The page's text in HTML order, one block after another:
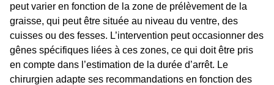
peut varier en fonction de la zone de prélèvement de la
graisse, qui peut être située au niveau du ventre, des
cuisses ou des fesses. L’intervention peut occasionner des
gênes spécifiques liées à ces zones, ce qui doit être pris
en compte dans l’estimation de la durée d’arrêt. Le
chirurgien adapte ses recommandations en fonction des